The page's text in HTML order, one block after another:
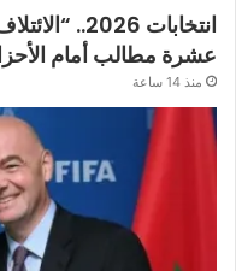
انتخابات
عشرة مطالب أمام
منذ 14 ساعة